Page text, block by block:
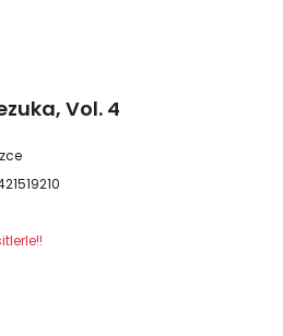
Vol. 4